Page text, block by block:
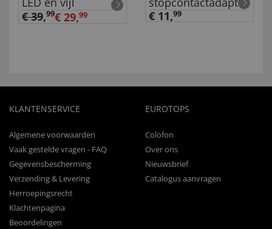
€ 39,99€ 29,99
€ 11,99
KLANTENSERVICE
Algemene voorwaarden
Vaak gestelde vragen - FAQ
Gegevensbescherming
Verzending & Levering
Herroepingsrecht
Klachtenpagina
Beoordelingen
EUROTOPS
Colofon
Over ons
Nieuwsbrief
Catalogus aanvragen